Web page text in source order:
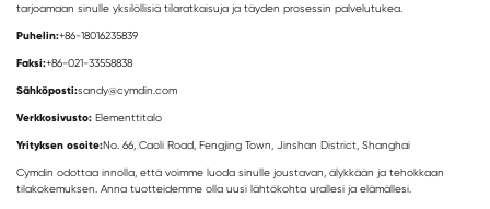
tarjoamaan sinulle yksilöllisiä tilaratkaisuja ja täyden prosessin palvelutukea.
Puhelin:+86-18016235839
Faksi:+86-021-33558838
Sähköposti:sandy@cymdin.com
Verkkosivusto: Elementtitalo
Yrityksen osoite:No. 66, Caoli Road, Fengjing Town, Jinshan District, Shanghai
Cymdin odottaa innolla, että voimme luoda sinulle joustavan, älykkään ja tehokkaan
tilakokemuksen. Anna tuotteidemme olla uusi lähtökohta urallesi ja elämällesi.